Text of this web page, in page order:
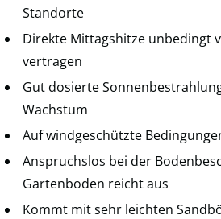
Standorte
Direkte Mittagshitze unbedingt
vertragen
Gut dosierte
Wachstum
Auf windgeschützte
Anspruchslos bei der
Gartenboden reicht aus
Kommt mit sehr leichten